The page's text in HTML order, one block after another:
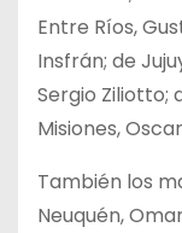
Entre Ríos,
Insfrán; de
Sergio Ziliotto;
Misiones,
También los
Neuquén,